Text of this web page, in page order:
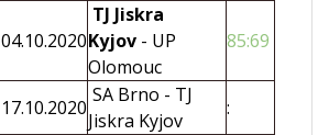
04.10.2020
TJ Jiskra
Kyjov - UP
Olomouc
85:69
17.10.2020
SA Brno - TJ
Jiskra Kyjov
: